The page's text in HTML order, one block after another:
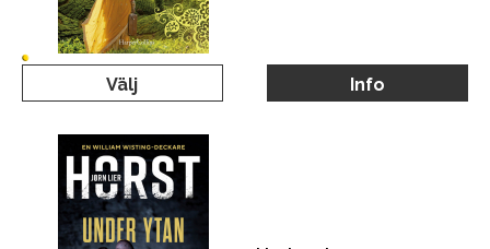
Välj Info